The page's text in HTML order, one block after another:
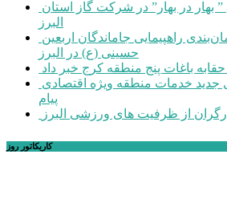
البرز
حسینی (ع) در البرز
باغات پنج منطقه کرج خبر داد
پیام
از ظرفیت های ورزشی البرز
کاریکاتور روز